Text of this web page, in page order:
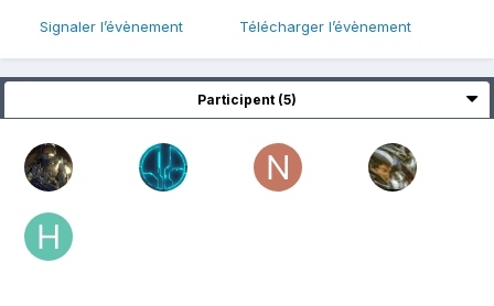
Signaler l’évènement Télécharger l’évènement
Participent (5)